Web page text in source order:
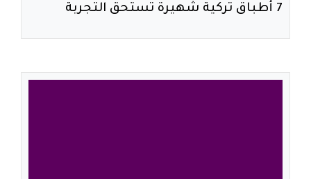
7 أطباق تركية شهيرة تستحق التجربة